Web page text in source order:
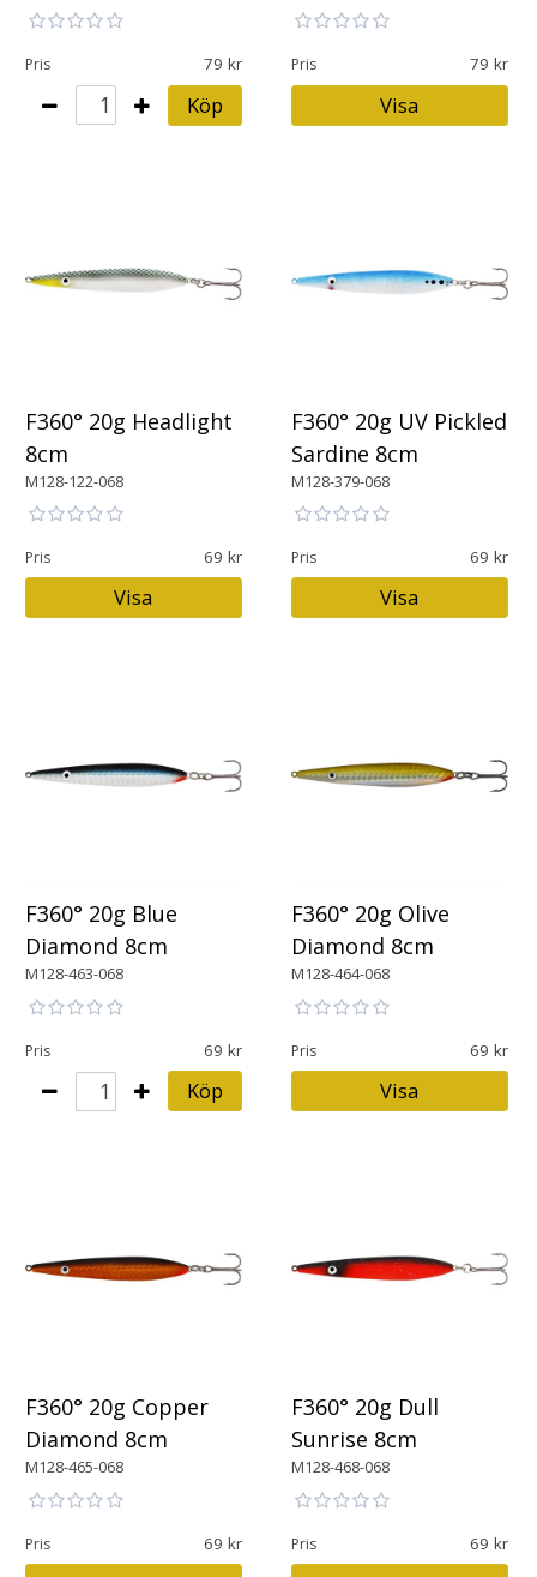
Pris 79
Köp
Pris 79
Visa
F360° 20g Headlight
8cm
M128-122-068
Pris 69
Visa
F360° 20g UV Pickled
Sardine 8cm
M128-379-068
Pris 69
Visa
F360° 20g Blue
Diamond 8cm
M128-463-068
Pris 69
Köp
F360° 20g Olive
Diamond 8cm
M128-464-068
Pris 69
Visa
F360° 20g Copper
Diamond 8cm
M128-465-068
Pris 69
F360° 20g Dull
Sunrise 8cm
M128-468-068
Pris 69